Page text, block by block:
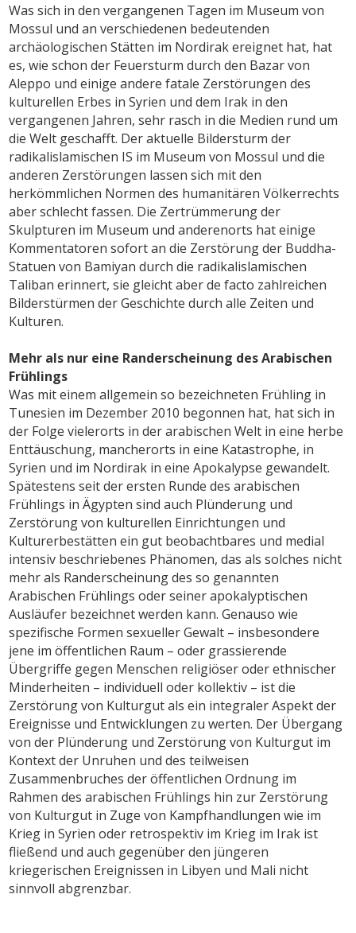
Was sich in den vergangenen Tagen im Museum von
Mossul und an verschiedenen bedeutenden
archäologischen Stätten im Nordirak ereignet hat, hat
es, wie schon der Feuersturm durch den Bazar von
Aleppo und einige andere fatale Zerstörungen des
kulturellen Erbes in Syrien und dem Irak in den
vergangenen Jahren, sehr rasch in die Medien rund um
die Welt geschafft. Der aktuelle Bildersturm der
radikalislamischen IS im Museum von Mossul und die
anderen Zerstörungen lassen sich mit den
herkömmlichen Normen des humanitären Völkerrechts
aber schlecht fassen. Die Zertrümmerung der
Skulpturen im Museum und anderenorts hat einige
Kommentatoren sofort an die Zerstörung der Buddha-
Statuen von Bamiyan durch die radikalislamischen
Taliban erinnert, sie gleicht aber de facto zahlreichen
Bilderstürmen der Geschichte durch alle Zeiten und
Kulturen.
Mehr als nur eine Randerscheinung des Arabischen
Frühlings
Was mit einem allgemein so bezeichneten Frühling in
Tunesien im Dezember 2010 begonnen hat, hat sich in
der Folge vielerorts in der arabischen Welt in eine herbe
Enttäuschung, mancherorts in eine Katastrophe, in
Syrien und im Nordirak in eine Apokalypse gewandelt.
Spätestens seit der ersten Runde des arabischen
Frühlings in Ägypten sind auch Plünderung und
Zerstörung von kulturellen Einrichtungen und
Kulturerbestätten ein gut beobachtbares und medial
intensiv beschriebenes Phänomen, das als solches nicht
mehr als Randerscheinung des so genannten
Arabischen Frühlings oder seiner apokalyptischen
Ausläufer bezeichnet werden kann. Genauso wie
spezifische Formen sexueller Gewalt – insbesondere
jene im öffentlichen Raum – oder grassierende
Übergriffe gegen Menschen religiöser oder ethnischer
Minderheiten – individuell oder kollektiv – ist die
Zerstörung von Kulturgut als ein integraler Aspekt der
Ereignisse und Entwicklungen zu werten. Der Übergang
von der Plünderung und Zerstörung von Kulturgut im
Kontext der Unruhen und des teilweisen
Zusammenbruches der öffentlichen Ordnung im
Rahmen des arabischen Frühlings hin zur Zerstörung
von Kulturgut in Zuge von Kampfhandlungen wie im
Krieg in Syrien oder retrospektiv im Krieg im Irak ist
fließend und auch gegenüber den jüngeren
kriegerischen Ereignissen in Libyen und Mali nicht
sinnvoll abgrenzbar.